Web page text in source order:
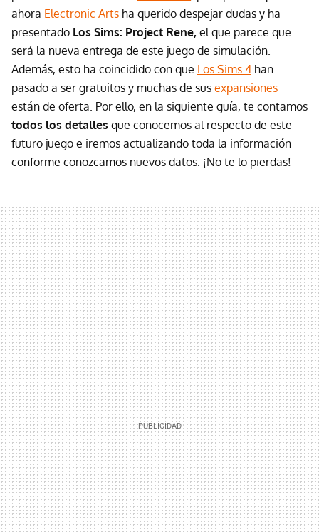
ahora Electronic Arts ha querido despejar dudas y ha
presentado Los Sims: Project Rene, el que parece que
será la nueva entrega de este juego de simulación.
Además, esto ha coincidido con que Los Sims 4 han
pasado a ser gratuitos y muchas de sus expansiones
están de oferta. Por ello, en la siguiente guía, te contamos
todos los detalles que conocemos al respecto de este
futuro juego e iremos actualizando toda la información
conforme conozcamos nuevos datos. ¡No te lo pierdas!